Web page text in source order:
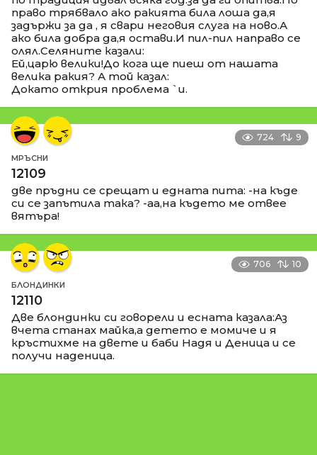
право трябвало ако ракията била лоша да,я
задържи за да , я свари неговия слуга на ново.А
ако била добра да,я остави.И пил-пил направо се
олял.Селяните казали:
Ей,царю велики!До кога ще пиеш от нашата
велика ракия? А той казал:
Докато открия проблема `и.
724 9
МРЪСНИ
12109
две пръдни се срещат и едната пита: -на къде
си се запътила така? -аа,на където ме отвее
вятъра!
706 10
БЛОНДИНКИ
12110
Две блондинки си говорели и есната казала:Аз
вчета станах майка,а детето е момиче и я
кръстихме на двете и баби Надя и Деница и се
получи наденица.